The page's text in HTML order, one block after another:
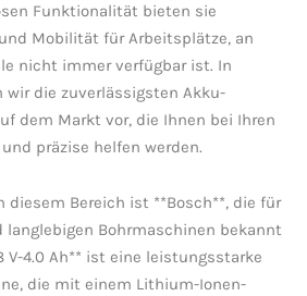
Funktionalität bieten sie
Mobilität⁤ für‍ Arbeitsplätze, an
nicht ‍immer⁣ verfügbar ist. In
wir ​die‍ zuverlässigsten Akku-
​dem ‌Markt vor, die⁢ Ihnen bei ⁢Ihren
⁤präzise helfen werden.
‌diesem⁢ Bereich ist‍ **Bosch**, die ‍für
langlebigen Bohrmaschinen‍ bekannt
V-4.0 ‌Ah** ist eine leistungsstarke
die ⁤mit einem ‍Lithium-Ionen-